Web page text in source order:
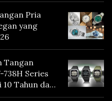
Pria
yang
Tangan
Series
Tahun dan